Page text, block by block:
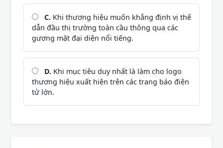
C. Khi thương hiệu muốn khẳng định vị thế
dẫn đầu thị trường toàn cầu thông qua các
gương mặt đại diện nổi tiếng.
D. Khi mục tiêu duy nhất là làm cho logo
thương hiệu xuất hiện trên các trang báo điện
tử lớn.